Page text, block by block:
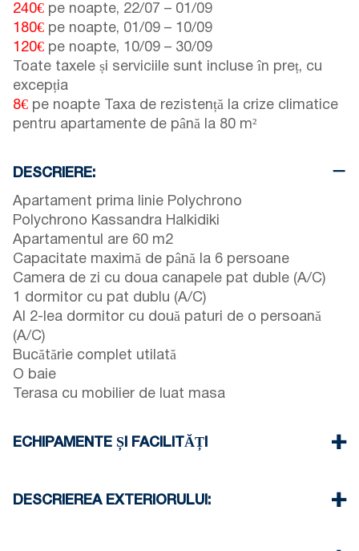
240€ pe noapte, 22/07 – 01/09
180€ pe noapte, 01/09 – 10/09
120€ pe noapte, 10/09 – 30/09
Toate taxele și serviciile sunt incluse în preț, cu
excepția
8€ pe noapte Taxa de rezistență la crize climatice
pentru apartamente de până la 80 m²
DESCRIERE:
Apartament prima linie Polychrono
Polychrono Kassandra Halkidiki
Apartamentul are 60 m2
Capacitate maximă de până la 6 persoane
Camera de zi cu doua canapele pat duble (A/C)
1 dormitor cu pat dublu (A/C)
Al 2-lea dormitor cu două paturi de o persoană
(A/C)
Bucătărie complet utilată
O baie
Terasa cu mobilier de luat masa
ECHIPAMENTE ȘI FACILITĂȚI
Trei aparate de aer condiționat
DESCRIEREA EXTERIORULUI: